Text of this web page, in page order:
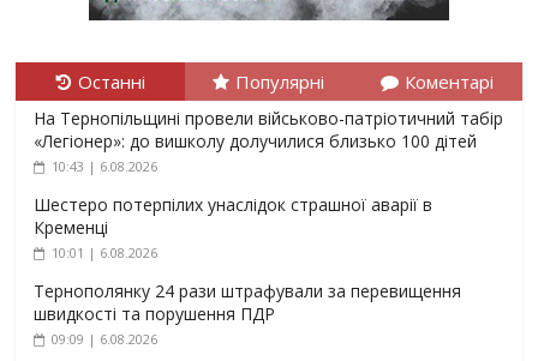
Останні Популярні Коментарі
На Тернопільщині провели військово-патріотичний табір
«Легіонер»: до вишколу долучилися близько 100 дітей
10:43 | 6.08.2026
Шестеро потерпілих унаслідок страшної аварії в
Кременці
10:01 | 6.08.2026
Тернополянку 24 рази штрафували за перевищення
швидкості та порушення ПДР
09:09 | 6.08.2026